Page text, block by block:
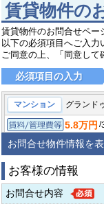
賃貸物件の
賃貸物件のお問合せペー
以下の必須項目へご入
ご同意の上、「同意して
必須項目の入力
マンション グランド
賃料/
5.8万円 /
間取
1LDK/
浜松市浜名区中条遠州鉄
お問合せ物件情報を
お客様の情報
お問合せ内容